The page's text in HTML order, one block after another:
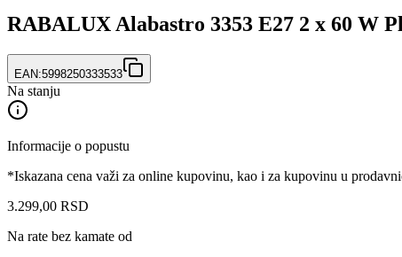
RABALUX Alabastro 3353 E27 2 x 60 W
EAN:5998250333533
Na stanju
Informacije o popustu
*Iskazana cena važi za online kupovinu, kao i za kupovinu u
3.299,00 RSD
Na rate bez kamate od